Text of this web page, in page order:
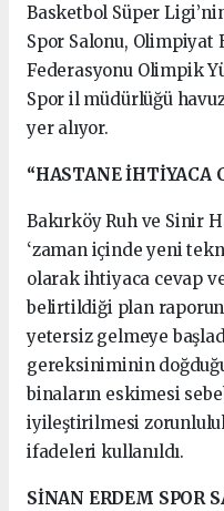
Basketbol Süper
Spor Salonu, Olimpiyat
Federasyonu Olimpik
Spor il müdürlüğü
yer alıyor.
“HASTANE İHTİYACA
Bakırköy Ruh ve Sinir
‘zaman içinde yeni
olarak ihtiyaca cevap
belirtildiği plan
yetersiz gelmeye
gereksiniminin
binaların eskimesi
iyileştirilmesi
ifadeleri kullanıldı.
SİNAN ERDEM SPOR